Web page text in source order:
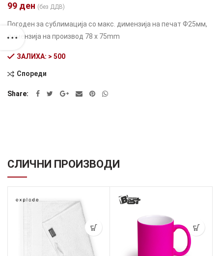
99 ден (без ДДВ)
Погоден за сублимација со макс. димензија на печат Ф25мм,
димензија на производ 78 х 75mm
ЗАЛИХА: > 500
Alternative:
Спореди
Share
СЛИЧНИ ПРОИЗВОДИ